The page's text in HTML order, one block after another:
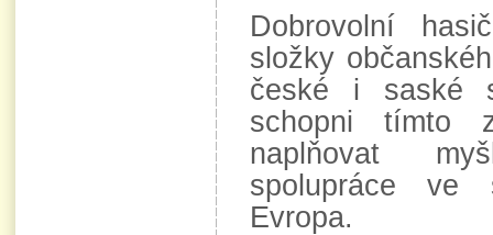
Dobrovolní
složky
české i saské
schopni tímto
naplňovat
spolupráce ve
Evropa.